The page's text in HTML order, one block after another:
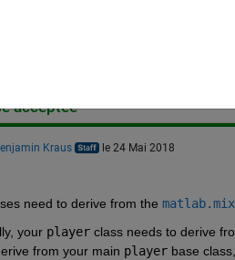
acceptée
Kraus le 24 Mai 2018
need to derive from the
your player class needs to derive
from your main player base